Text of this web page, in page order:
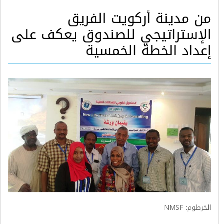
من مدينة أركويت الفريق
الإستراتيجي للصندوق يعكف على
إعداد الخطة الخمسية
الخرطوم: NMSF